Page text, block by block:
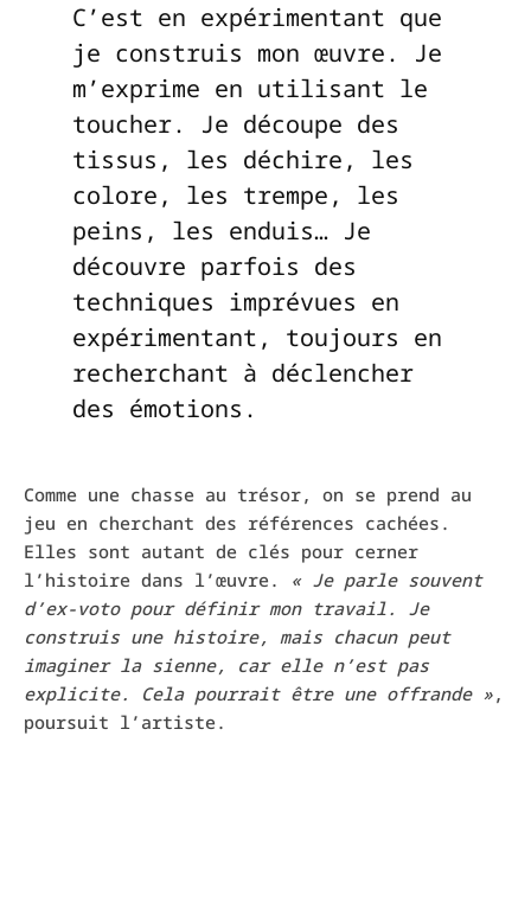
C’est en expérimentant que
je construis mon œuvre. Je
m’exprime en utilisant le
toucher. Je découpe des
tissus, les déchire, les
colore, les trempe, les
peins, les enduis… Je
découvre parfois des
techniques imprévues en
expérimentant, toujours en
recherchant à déclencher
des émotions.
Comme une chasse au trésor, on se prend au
jeu en cherchant des références cachées.
Elles sont autant de clés pour cerner
l’histoire dans l’œuvre. « Je parle souvent
d’ex-voto pour définir mon travail. Je
construis une histoire, mais chacun peut
imaginer la sienne, car elle n’est pas
explicite. Cela pourrait être une offrande »,
poursuit l’artiste.